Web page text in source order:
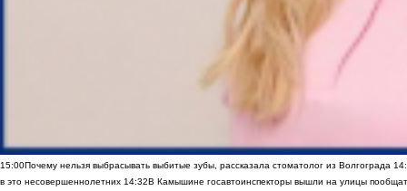
15:00Почему нельзя выбрасывать выбитые зубы, рассказала стоматолог из Волгограда
в это несовершеннолетних 14:32В Камышине госавтоинспекторы вышли на улицы